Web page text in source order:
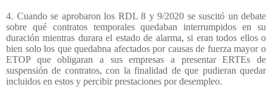
4. Cuando se aprobaron los RDL 8 y 9/2020 se suscitó un debate
sobre qué contratos temporales quedaban interrumpidos en su
duración mientras durara el estado de alarma, si eran todos ellos o
bien solo los que quedabna afectados por causas de fuerza mayor o
ETOP que obligaran a sus empresas a presentar ERTEs de
suspensión de contratos, con la finalidad de que pudieran quedar
incluidos en estos y percibir prestaciones por desempleo.